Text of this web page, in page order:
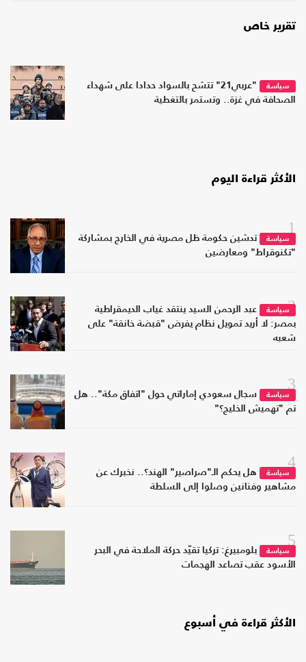
تقرير خاص
سياسة
"عربي21" تتشح بالسواد حدادا على شهداء
الصحافة في غزة.. وتستمر بالتغطية
الأكثر قراءة اليوم
1
سياسة
تدشين حكومة ظل مصرية في الخارج بمشاركة
"تكنوقراط" ومعارضين
2سياسة
عبد الرحمن السيد ينتقد غياب الديمقراطية
بمصر: لا أريد تمويل نظام يفرض "قبضة خانقة" على
شعبه
3
سياسة
سجال سعودي إماراتي حول "اتفاق مكة".. هل
تم "تهميش الخليج؟"
4
سياسة
هل يحكم الـ"صراصير" الهند؟.. نخبرك عن
مشاهير وفنانين وصلوا إلى السلطة
5
سياسة
بلومبيرغ: تركيا تقيّد حركة الملاحة في البحر
الأسود عقب تصاعد الهجمات
الأكثر قراءة في أسبوع